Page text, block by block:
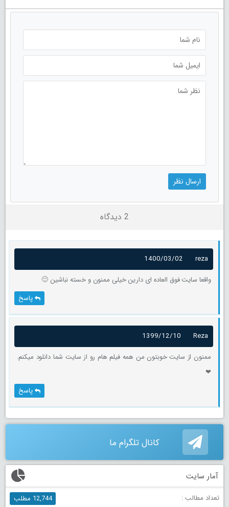
2 دیدگاه
reza
1400/03/02
واقعا سایت فوق العاده ای دارین خیلی ممنون و خسته نباشین 🙂
پاسخ
Reza
1399/12/10
ممنون از سایت خوبتون من همه فیلم هام رو از سایت شما دانلود میکنم.
❤
پاسخ
کانال تلگرام ما
آمار سایت
تعداد مطالب :
12,744 مطلب